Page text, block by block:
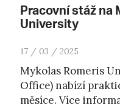
Pracovní stáž na
University
17 / 03 / 2025
Mykolas Romeris
Office) nabízí
měsíce. Více